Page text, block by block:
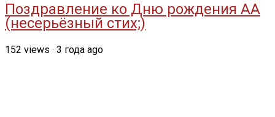
Поздравление ко Дню рождения АА
(несерьёзный стих;)
152 views · 3 года ago